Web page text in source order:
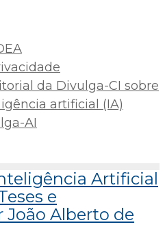
da Divulga-CI sobre
artificial (IA)
AI
Artificial
e
João Alberto de